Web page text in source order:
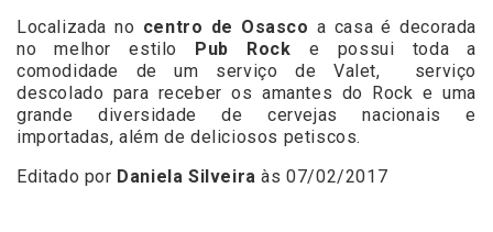
Localizada no centro de Osasco a casa é decorada
no melhor estilo
Pub Rock e possui toda a
comodidade de um serviço de Valet, serviço
descolado para receber os amantes do Rock e uma
grande diversidade de cervejas nacionais e
importadas, além de deliciosos petiscos.
Editado por Daniela Silveira às 07/02/2017